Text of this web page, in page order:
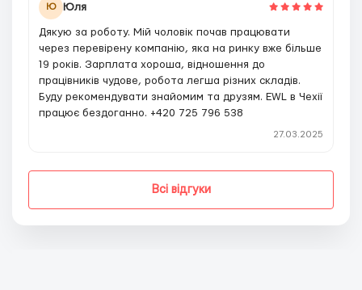
Ю Юля
Дякую за роботу. Мій чоловік почав працювати
через перевірену компанію, яка на ринку вже більше
19 років. Зарплата хороша, відношення до
працівників чудове, робота легша різних складів.
Буду рекомендувати знайомим та друзям. EWL в Чехії
працює бездоганно. +420 725 796 538
27.03.2025
Всі відгуки